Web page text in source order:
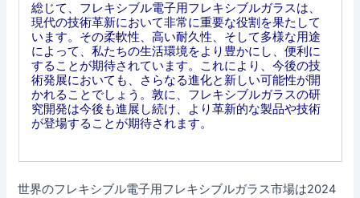
総じて、フレキシブル電子用フレキシブルガラスは、
現代の技術革新において非常に重要な役割を果たして
います。その柔軟性、高い耐久性、そして多様な用途
によって、私たちの生活環境をより豊かにし、便利に
することが期待されています。これにより、今後の技
術発展においても、さらなる進化と新しい可能性が開
かれることでしょう。敦に、フレキシブルガラスの研
究開発は今後も進展し続け、より革新的な製品や技術
が登場することが期待されます。
世界のフレキシブル電子用フレキシブルガラス市場は2024